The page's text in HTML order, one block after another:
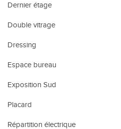
Dernier étage
Double vitrage
Dressing
Espace bureau
Exposition Sud
Placard
Répartition électrique